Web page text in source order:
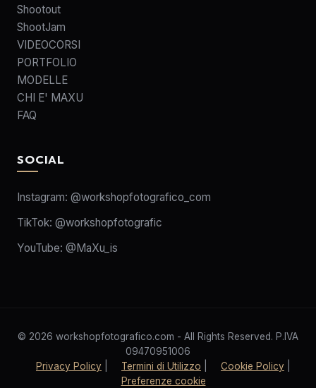
Shootout
ShootJam
VIDEOCORSI
PORTFOLIO
MODELLE
CHI E' MAXU
FAQ
SOCIAL
Instagram: @workshopfotografico_com
TikTok: @workshopfotografic
YouTube: @MaXu_is
© 2026 workshopfotografico.com - All Rights Reserved. P.IVA
09470951006
Privacy Policy
Termini di Utilizzo Cookie Policy
Preferenze cookie